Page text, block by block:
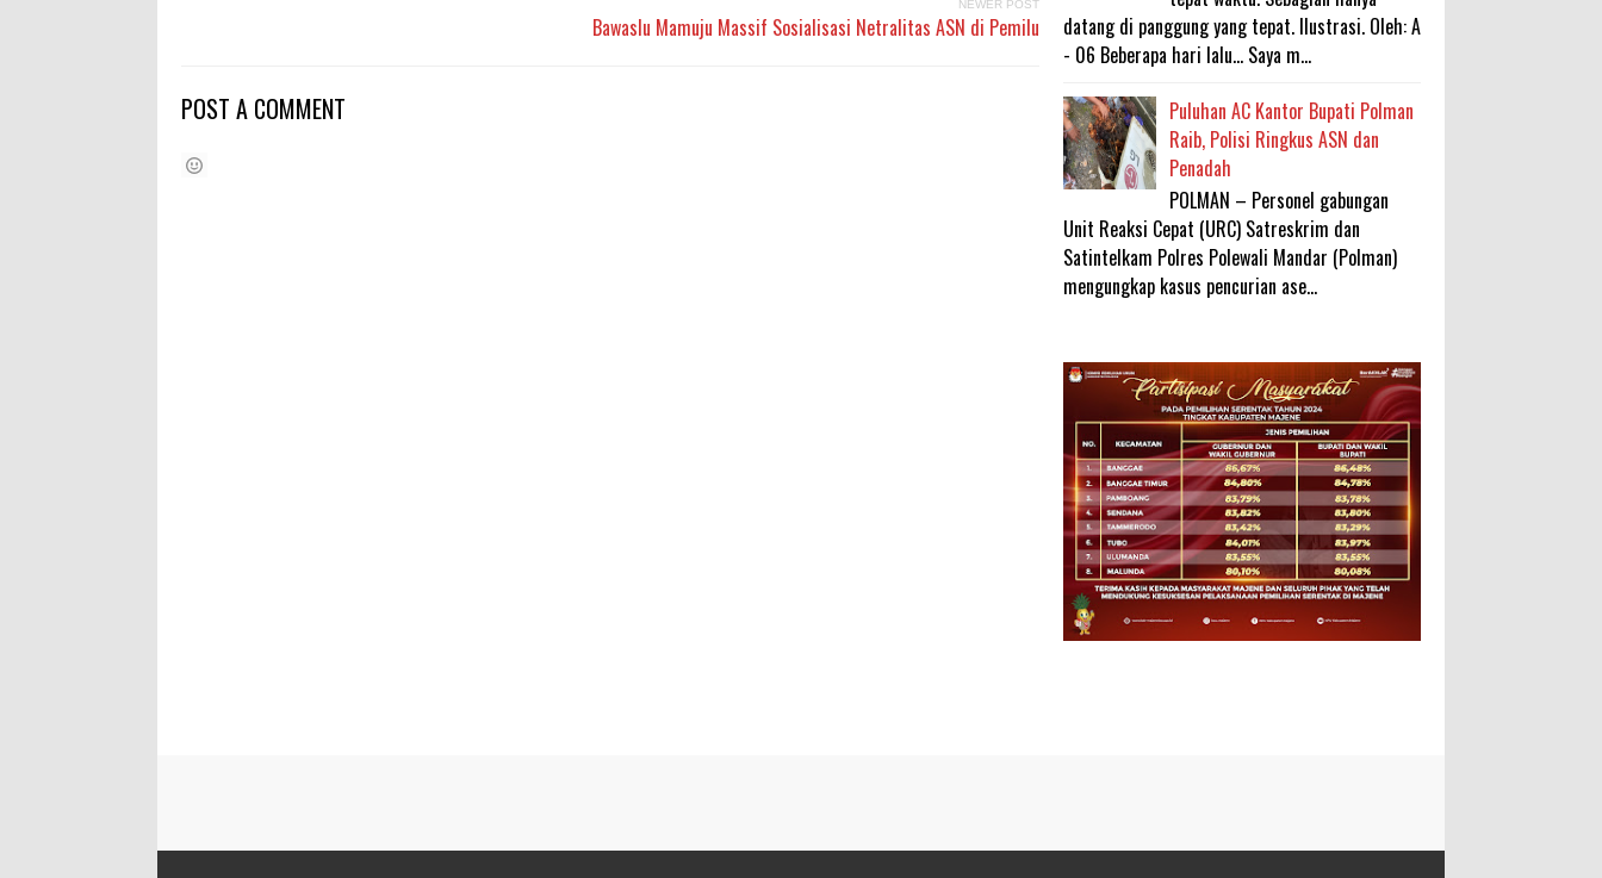
NEWER POST
Bawaslu Mamuju Massif Sosialisasi Netralitas ASN di Pemilu
POST A COMMENT
datang di panggung yang tepat. Ilustrasi. Oleh: A
- 06 Beberapa hari lalu... Saya m...
Puluhan AC Kantor Bupati Polman
Raib, Polisi Ringkus ASN dan
Penadah
POLMAN – Personel gabungan
Unit Reaksi Cepat (URC) Satreskrim dan
Satintelkam Polres Polewali Mandar (Polman)
mengungkap kasus pencurian ase...